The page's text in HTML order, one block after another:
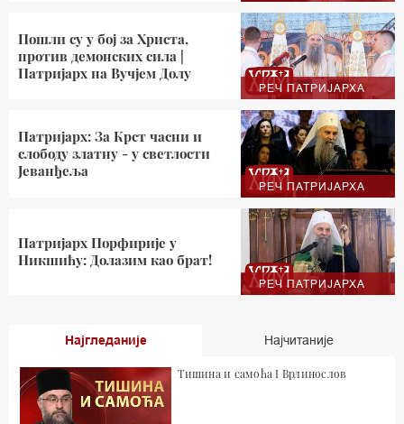
РЕЧ ПАТРИЈАРХА
Пошли су у бој за Христа,
против демонских сила |
Патријарх на Вучјем Долу
РЕЧ ПАТРИЈАРХА
Патријарх: За Крст часни и
слободу златну - у светлости
Јеванђеља
РЕЧ ПАТРИЈАРХА
Патријарх Порфирије у
Никшићу: Долазим као брат!
Најгледаније Најчитаније
Тишина и самоћа I Врлинослов